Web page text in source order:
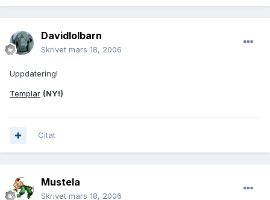
Davidlolbarn
Skrivet mars 18, 2006
Uppdatering!
Templar (NY!)
Citat
Mustela
Skrivet mars 18, 2006